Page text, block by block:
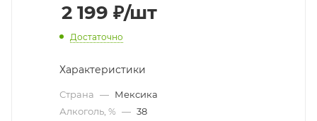
2 199 ₽/шт
Достаточно
Характеристики
Страна — Мексика
Алкоголь, % — 38